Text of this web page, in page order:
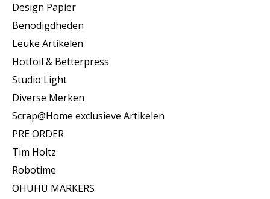
Design Papier
Benodigdheden
Leuke Artikelen
Hotfoil & Betterpress
Studio Light
Diverse Merken
Scrap@Home exclusieve Artikelen
PRE ORDER
Tim Holtz
Robotime
OHUHU MARKERS